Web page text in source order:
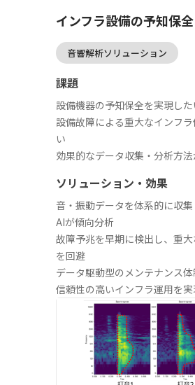
インフラ設備の予知保全
音響解析ソリューション
課題
設備機器の予知保全を実現した
設備故障による重大なインフ
い
効果的なデータ収集・分析方
ソリューション・効果
音・振動データを体系的に収集
AIが傾向分析
故障予兆を早期に検出し、重
を回避
データ駆動型のメンテナンス体
信頼性の高いインフラ運用を